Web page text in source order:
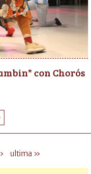
con Chorós
› ultima »